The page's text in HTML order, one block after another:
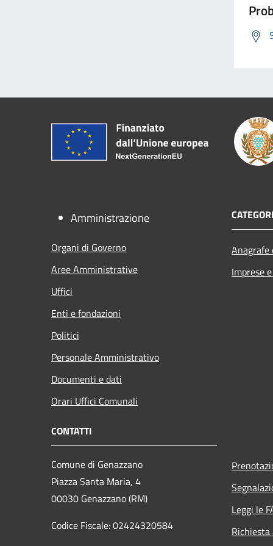
Amministrazione
Organi di Governo
Aree Amministrative
Uffici
Enti e fondazioni
Politici
Personale Amministrativo
Documenti e dati
Orari Uffici Comunali
Imprese
CONTATTI
Comune di Genazzano
Piazza Santa Maria, 4
00030 Genazzano (RM)
Codice Fiscale: 02424320584
Leggi le